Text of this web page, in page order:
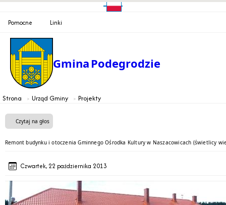
Pomocne Linki
Gmina Podegrodzie
Strona Urząd Gminy Projekty
Czytaj na głos
Remont budynku i otoczenia Gminnego Ośrodka Kultury w Naszacowicach (świetlicy
Czwartek, 22 października 2013